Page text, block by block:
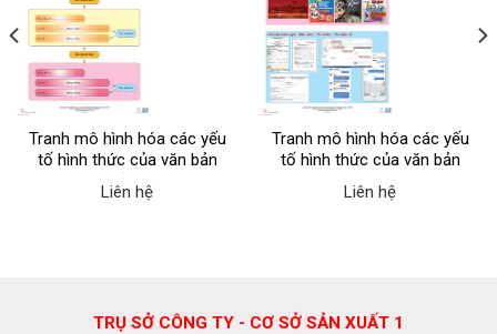
Tranh mô hình hóa các yếu
tố hình thức của văn bản
nghị luận: mở bài, thân bài,
kết bài; ý kiến, lý lẽ, bằng
Liên hệ
Tranh mô hình hóa các yếu
tố hình thức của văn bản
thông tin
Liên hệ
TRỤ SỞ CÔNG TY - CƠ SỞ SẢN XUẤT 1